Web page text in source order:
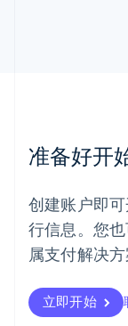
准备好开
创建账户即
行信息。您
属支付解决方
立即开始
挪威
葡萄牙
Português
日本
日本語English
瑞典
瑞士
Deutsch